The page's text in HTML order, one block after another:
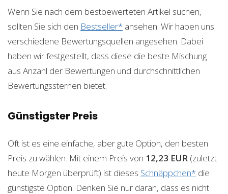
Wenn Sie nach dem bestbewerteten Artikel suchen,
sollten Sie sich den Bestseller* ansehen. Wir haben uns
verschiedene Bewertungsquellen angesehen. Dabei
haben wir festgestellt, dass diese die beste Mischung
aus Anzahl der Bewertungen und durchschnittlichen
Bewertungssternen bietet.
Günstigster Preis
Oft ist es eine einfache, aber gute Option, den besten
Preis zu wählen. Mit einem Preis von 12,23 EUR (zuletzt
heute Morgen überprüft) ist dieses Schnäppchen* die
günstigste Option. Denken Sie nur daran, dass es nicht